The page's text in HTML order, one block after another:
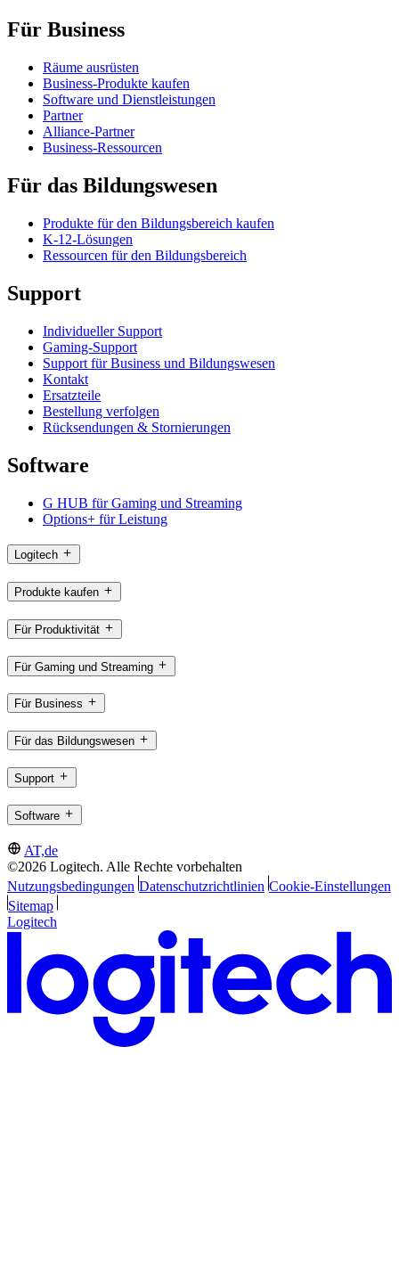
Für Business
Räume ausrüsten
Business-Produkte kaufen
Software und Dienstleistungen
Partner
Alliance-Partner
Business-Ressourcen
Für das Bildungswesen
Produkte für den Bildungsbereich kaufen
K-12-Lösungen
Ressourcen für den Bildungsbereich
Support
Individueller Support
Gaming-Support
Support für Business und Bildungswesen
Kontakt
Ersatzteile
Bestellung verfolgen
Rücksendungen & Stornierungen
Software
G HUB für Gaming und Streaming
Options+ für Leistung
Logitech
Produkte kaufen
Für Produktivität
Für Gaming und Streaming
Für Business
Für das Bildungswesen
Support
Software
AT,de
©2026 Logitech. Alle Rechte vorbehalten
Nutzungsbedingungen Datenschutzrichtlinien Cookie-Einstellungen
Sitemap
Logitech